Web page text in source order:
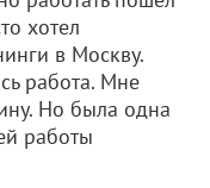
хотел
в Москву.
работа. Мне
Но была одна
работы